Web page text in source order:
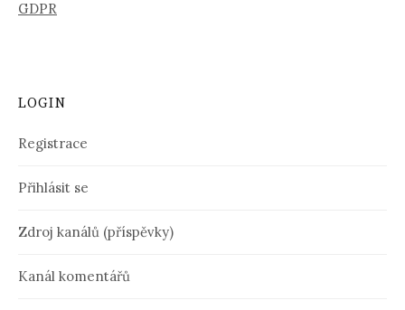
GDPR
LOGIN
Registrace
Přihlásit se
Zdroj kanálů (příspěvky)
Kanál komentářů